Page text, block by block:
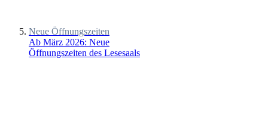
Neue Öffnungszeiten
Ab März 2026: Neue
Öffnungszeiten des Lesesaals